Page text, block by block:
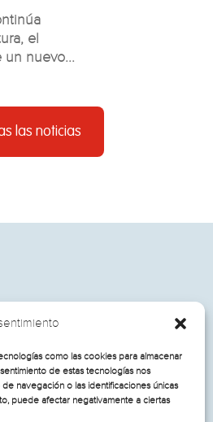
como las cookies para almacenar
de estas tecnologías nos
navegación o las identificaciones únicas
puede afectar negativamente a ciertas
el
un nuevo...
las noticias